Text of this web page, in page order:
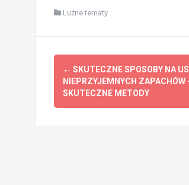
Luźne tematy
Zobacz
wpisy
← SKUTECZNE SPOSOBY NA
NIEPRZYJEMNYCH ZAPACHÓW
SKUTECZNE METODY